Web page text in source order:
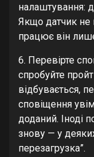
налаштування:
Якщо датчик не
працює він
6. Перевірте
спробуйте
відбувається,
сповіщення
доданий. Іноді
знову — у
перезагрузка”.